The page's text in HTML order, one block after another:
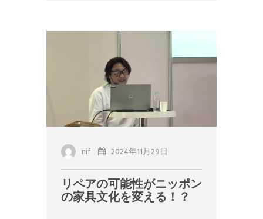
nif 2024年11月29日
リペアの可能性がニッポン
の家具文化を変える！？